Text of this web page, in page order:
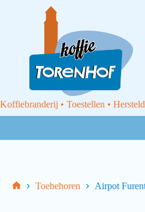
Koffiebranderij • Toestellen •
Toebehoren Airpot